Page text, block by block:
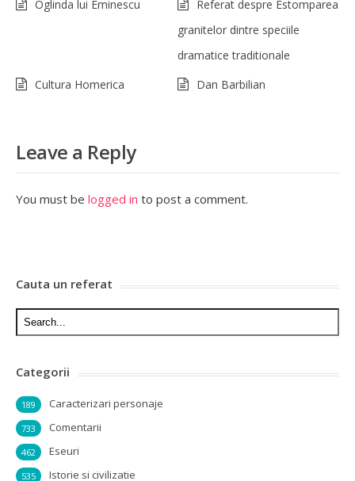
Oglinda lui Eminescu
Referat despre Estomparea
granitelor dintre speciile
dramatice traditionale
Cultura Homerica
Dan Barbilian
Leave a Reply
You must be logged in to post a comment.
Cauta un referat
Categorii
Caracterizari personaje
189
Comentarii
733
Eseuri
462
Istorie si civilizatie
535